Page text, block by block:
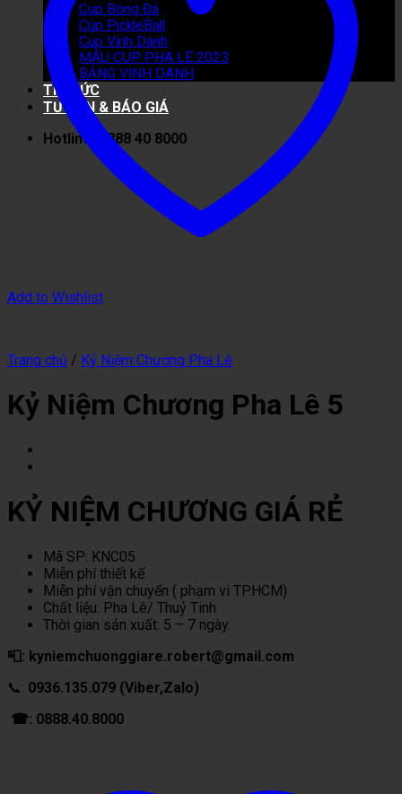
Cup Bóng Đá
Cúp PickleBall
Cup Vinh Danh
MẪU CUP PHA LÊ 2023
BẢNG VINH DANH
TIN TỨC
TƯ VẤN & BÁO GIÁ
Hotline: 0888 40 8000
Add to Wishlist
Trang chủ / Kỷ Niệm Chương Pha Lê
Kỷ Niệm Chương Pha Lê 5
KỶ NIỆM CHƯƠNG GIÁ RẺ
Mã SP: KNC05
Miễn phí thiết kế.
Miễn phí vận chuyển ( phạm vi TP.HCM)
Chất liệu: Pha Lê/ Thuỷ Tinh
Thời gian sản xuất: 5 – 7 ngày.
📮: kyniemchuonggiare.robert@gmail.com
📞: 0936.135.079 (Viber,Zalo)
☎: 0888.40.8000